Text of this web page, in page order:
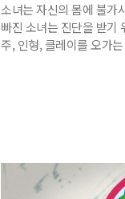
소녀는 자신의 몸에 불가
빠진 소녀는 진단을 받기
주, 인형, 클레이를 오가